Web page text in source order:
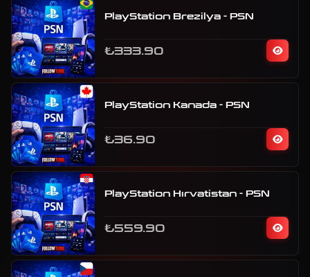
PlayStation Brezilya - PSN
₺333.90
PlayStation Kanada - PSN
₺36.90
PlayStation Hırvatistan - PSN
₺559.90